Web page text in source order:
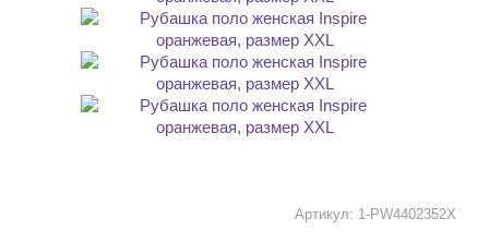
Артикул: 1-PW4402352X